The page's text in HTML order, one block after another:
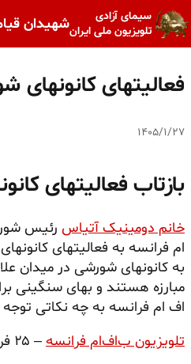
سیمای آزادی
تلویزیون ملی ایرانشهیدان
فعالیتهای
۱۴۰۵/۱/۲۷
بازتاب فعالیتهای
خانم دومینیک آتیاس رئیس
ام فرانسه به فعالیتهای
به کانونهای شورشی در میدان
مبارزه هستند و بهای سنگینی
اف ام فرانسه به چه نکاتی توجه
تلویزیون ب‌اف‌ام فرانسه – ۲۵ فروردین ۱۴۰۵